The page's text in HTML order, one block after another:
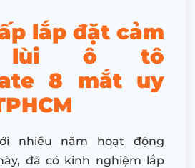
lắp đặt cảm
lùi ô tô
8 mắt uy
nhiều năm hoạt động
đã có kinh nghiệm lắp